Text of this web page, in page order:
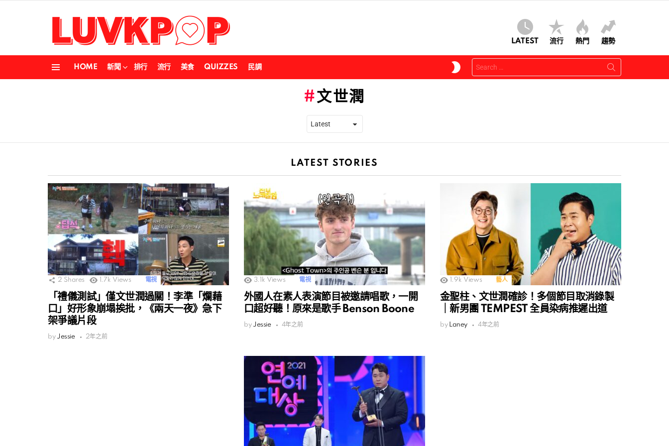
LATEST 流行 熱門 趨勢
HOME 新聞 排行 流行 美食 QUIZZES 民調
SKIN
Search
for:
文世潤
LATEST STORIES
2 Shares 1.7k Views 電視
「禮儀測試」僅文世潤過關！李準「爛藉
口」好形象崩塌挨批，《兩天一夜》急下
架爭議片段
by Jessie 2年之前
3.1k Views 電視
外國人在素人表演節目被邀請唱歌，一開
口超好聽！原來是歌手 Benson Boone
by Jessie 4年之前
1.9k Views 藝人
金聖柱、文世潤確診！多個節目取消錄製
｜新男團 TEMPEST 全員染病推遲出道
by Laney 4年之前